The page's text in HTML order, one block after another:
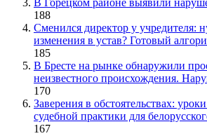
В Горецком районе выявили
188
Сменился директор у учредителя:
изменения в устав? Готовый
185
В Бресте на рынке обнаружили
неизвестного происхождения.
170
Заверения в обстоятельствах:
судебной практики для
167